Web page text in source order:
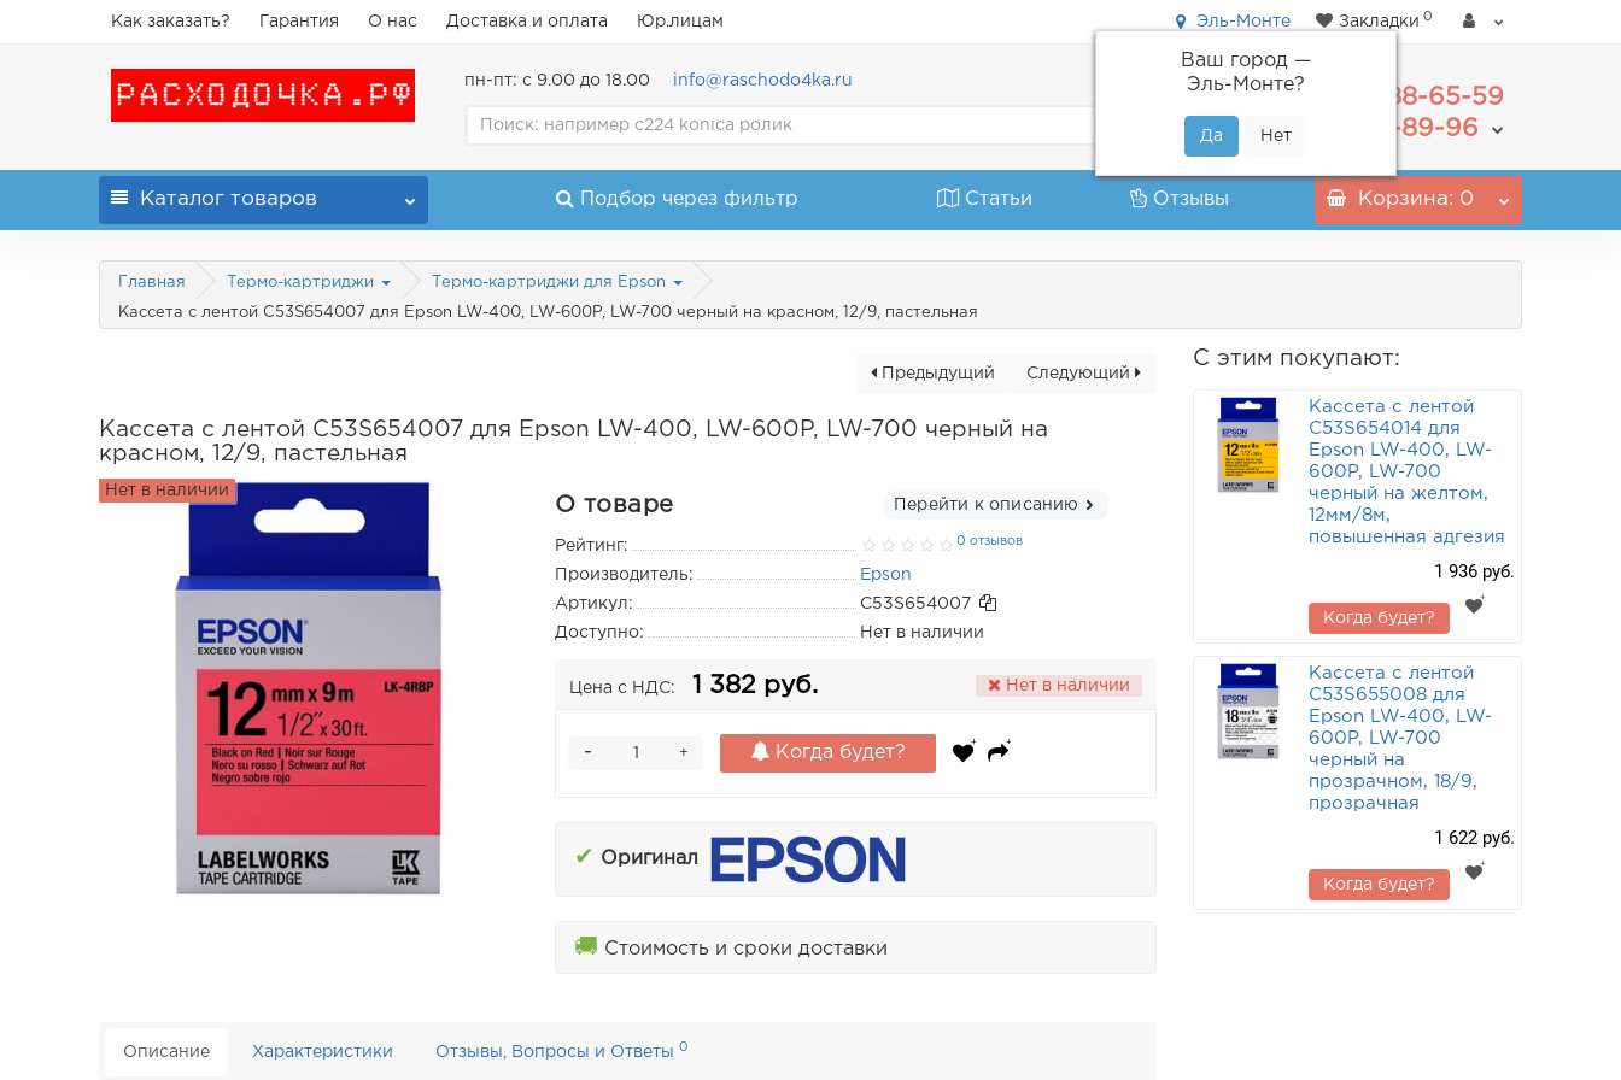
Как заказать? Гарантия О нас Доставка и оплата Юр.лицам Эль-Монте
Ваш город —
Эль-Монте?
Закладки 0
пн-пт: с 9.00 до 18.00 info@raschodo4ka.ru
488-65-59
+7(800) 555-89-96
Каталог товаров Подбор через фильтр Статьи Отзывы Корзина: 0
Главная Термо-картриджи Термо-картриджи для Epson
Кассета с лентой C53S654007 для Epson LW-400, LW-600P, LW-700 черный на красном, 12/9, пастельная
Следующий
Предыдущий
Кассета с лентой C53S654007 для Epson LW-400, LW-600P, LW-700 черный на
красном, 12/9, пастельная
Нет в наличии
О товаре Перейти к описанию
Рейтинг: 0 отзывов
Производитель:
Epson
Артикул:
C53S654007
Доступно:
Нет в наличии
Цена с НДС: 1 382 руб. Нет в наличии
+
- Когда будет?
✔ Оригинал
🚚 Стоимость и сроки доставки
Описание Характеристики Отзывы, Вопросы и Ответы0
С этим покупают:
Кассета с лентой
C53S654014 для
Epson LW-400, LW-
600P, LW-700
черный на желтом,
12мм/8м,
повышенная адгезия
1 936 руб.
Когда будет?
Кассета с лентой
C53S655008 для
Epson LW-400, LW-
600P, LW-700
черный на
прозрачном, 18/9,
прозрачная
1 622 руб.
Когда будет?